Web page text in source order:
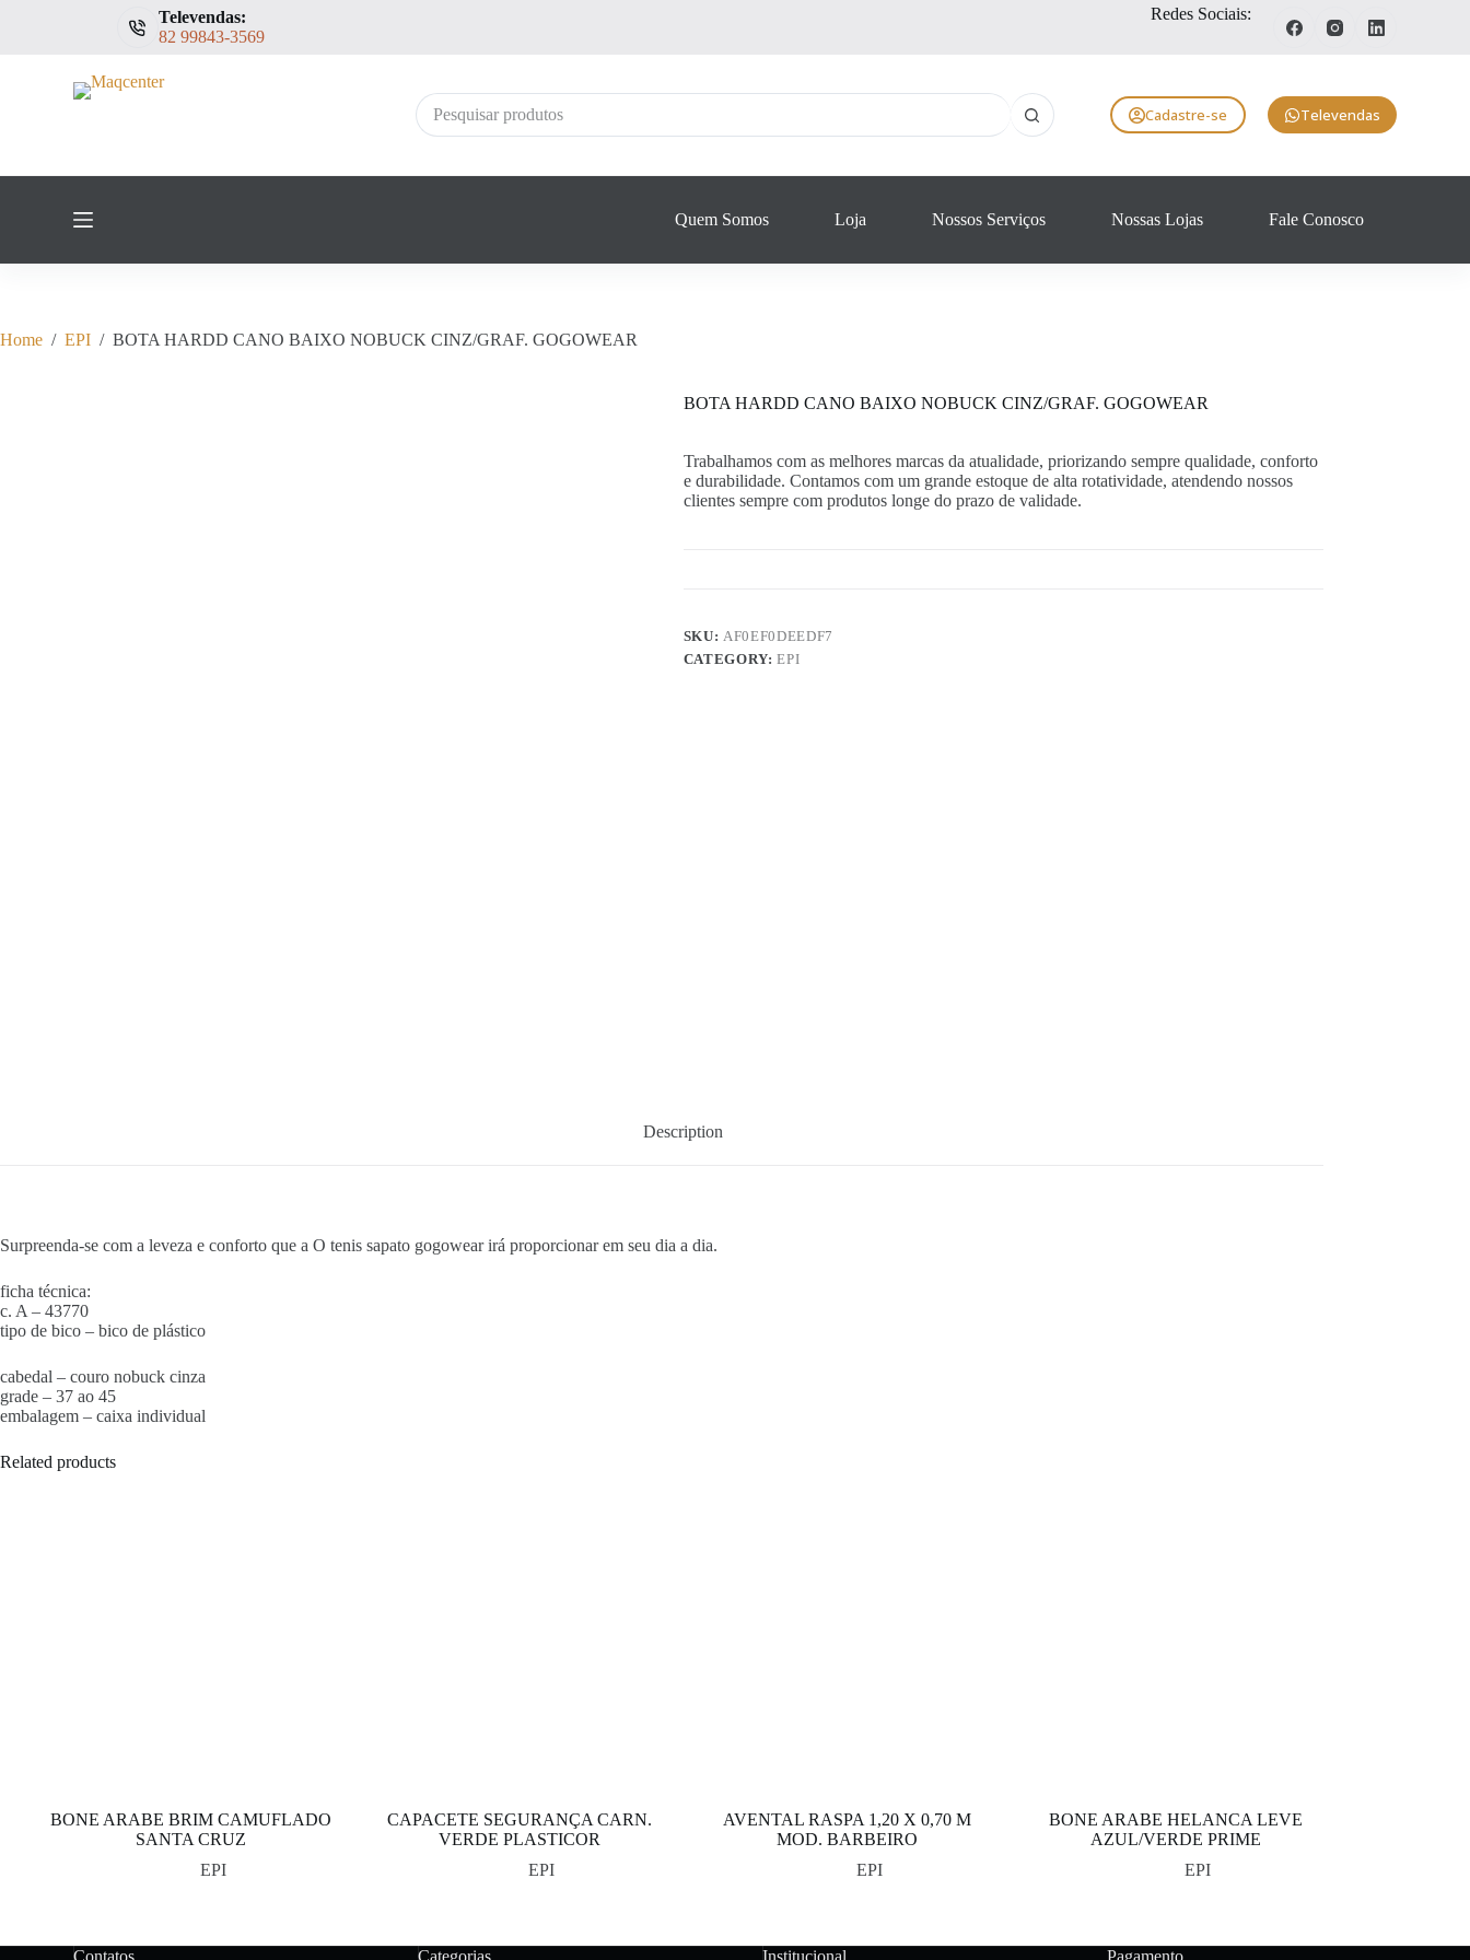
a
d
Televendas:
82 99843-3569
Redes Sociais:
Sem
resultados
Cadastre-se Televendas
Quem Somos Loja Nossos Serviços Nossas Lojas Fale Conosco
Home / EPI / BOTA HARDD CANO BAIXO NOBUCK CINZ/GRAF. GOGOWEAR
BOTA HARDD CANO BAIXO NOBUCK CINZ/GRAF. GOGOWEAR
Trabalhamos com as melhores marcas da atualidade, priorizando sempre qualidade, conforto
e durabilidade. Contamos com um grande estoque de alta rotatividade, atendendo nossos
clientes sempre com produtos longe do prazo de validade.
SKU:AF0EF0DEEDF7
CATEGORY:EPI
Description
Surpreenda-se com a leveza e conforto que a O tenis sapato gogowear irá proporcionar em seu dia a dia.
ficha técnica:
c. A – 43770
tipo de bico – bico de plástico
cabedal – couro nobuck cinza
grade – 37 ao 45
embalagem – caixa individual
Related products
BONE ARABE BRIM CAMUFLADO
SANTA CRUZ
EPI
CAPACETE SEGURANÇA CARN.
VERDE PLASTICOR
EPI
AVENTAL RASPA 1,20 X 0,70 M
MOD. BARBEIRO
EPI
BONE ARABE HELANCA LEVE
AZUL/VERDE PRIME
EPI